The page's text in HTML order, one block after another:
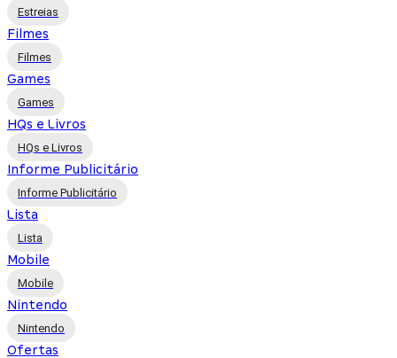
Estreias
Filmes
Filmes
Games
Games
HQs e Livros
HQs e Livros
Informe Publicitário
Informe Publicitário
Lista
Lista
Mobile
Mobile
Nintendo
Nintendo
Ofertas